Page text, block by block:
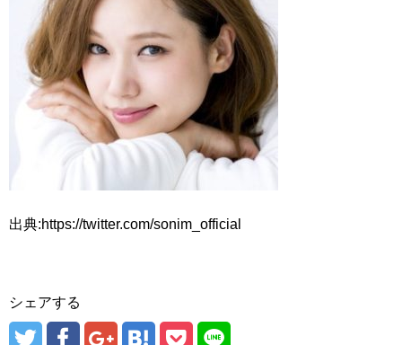
出典:https://twitter.com/sonim_official
シェアする